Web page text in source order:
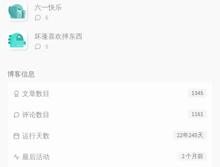
数：
六一快乐
评
数：
6
坏蓬喜欢摔东西
评
5
博客信息
1345
文章数目
1161
评论数目
22年245天
运行天数
2 个月前
最后活动